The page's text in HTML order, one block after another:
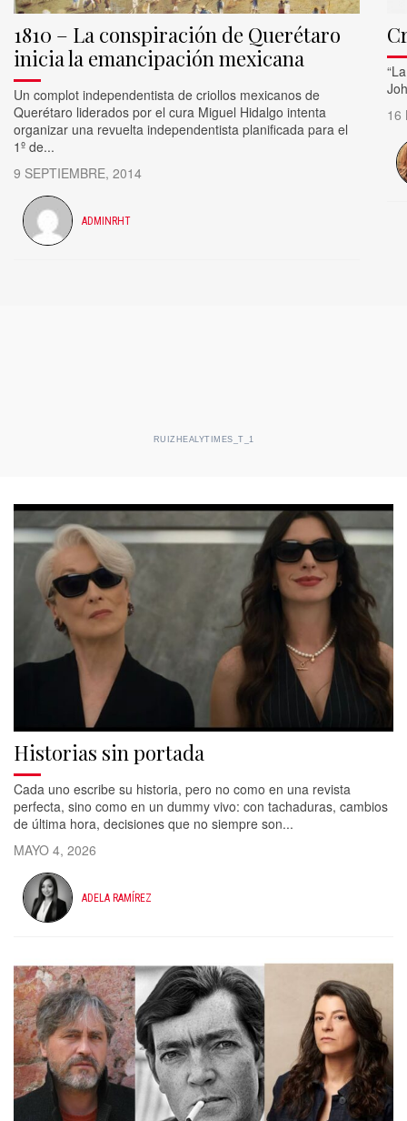
1810 – La conspiración de Querétaro
inicia la emancipación mexicana
Un complot independentista de criollos mexicanos de
Querétaro liderados por el cura Miguel Hidalgo intenta
organizar una revuelta independentista planificada para el
1º de...
9 SEPTIEMBRE, 2014
ADMINRHT
16
RUIZHEALYTIMES_T_1
Historias sin portada
Cada uno escribe su historia, pero no como en una revista
perfecta, sino como en un dummy vivo: con tachaduras, cambios
de última hora, decisiones que no siempre son...
MAYO 4, 2026
ADELA RAMÍREZ